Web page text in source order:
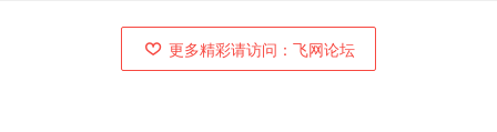
更多精彩请访问：飞网论坛